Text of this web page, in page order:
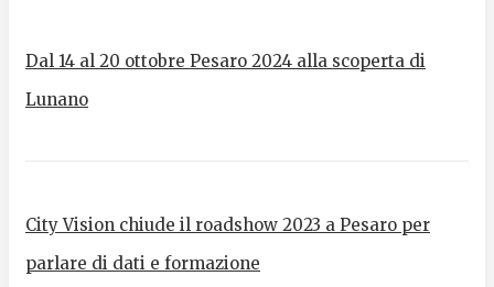
Dal 14 al 20 ottobre Pesaro 2024 alla scoperta di
Lunano
City Vision chiude il roadshow 2023 a Pesaro per
parlare di dati e formazione